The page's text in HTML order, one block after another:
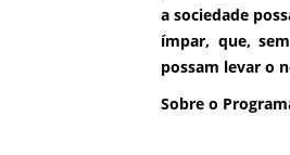
a sociedade
ímpar, que,
possam levar o
Sobre o